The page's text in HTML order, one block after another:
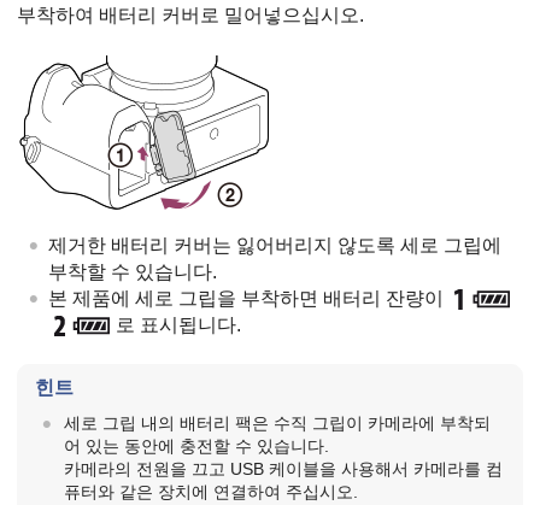
부착하여 배터리 커버로 밀어넣으십시오.
제거한 배터리 커버는 잃어버리지 않도록 세로 그립에
부착할 수 있습니다.
본 제품에 세로 그립을 부착하면 배터리 잔량이
로 표시됩니다.
힌트
세로 그립 내의 배터리 팩은 수직 그립이 카메라에 부착되
어 있는 동안에 충전할 수 있습니다.
카메라의 전원을 끄고 USB 케이블을 사용해서 카메라를 컴
퓨터와 같은 장치에 연결하여 주십시오.